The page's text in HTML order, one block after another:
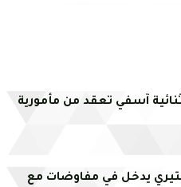
آسفي تعقد من مأمورية
يدخل في مفاوضات مع